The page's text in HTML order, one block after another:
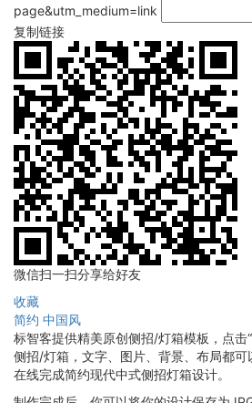
page&utm_medium=link
复制链接
微信扫一扫分享给好友
收藏
简约 中国风
标智客提供精美原创侧招/灯箱模板，点击
侧招/灯箱，文字、图片、背景、布局都
在线完成简约现代中式侧招灯箱设计。